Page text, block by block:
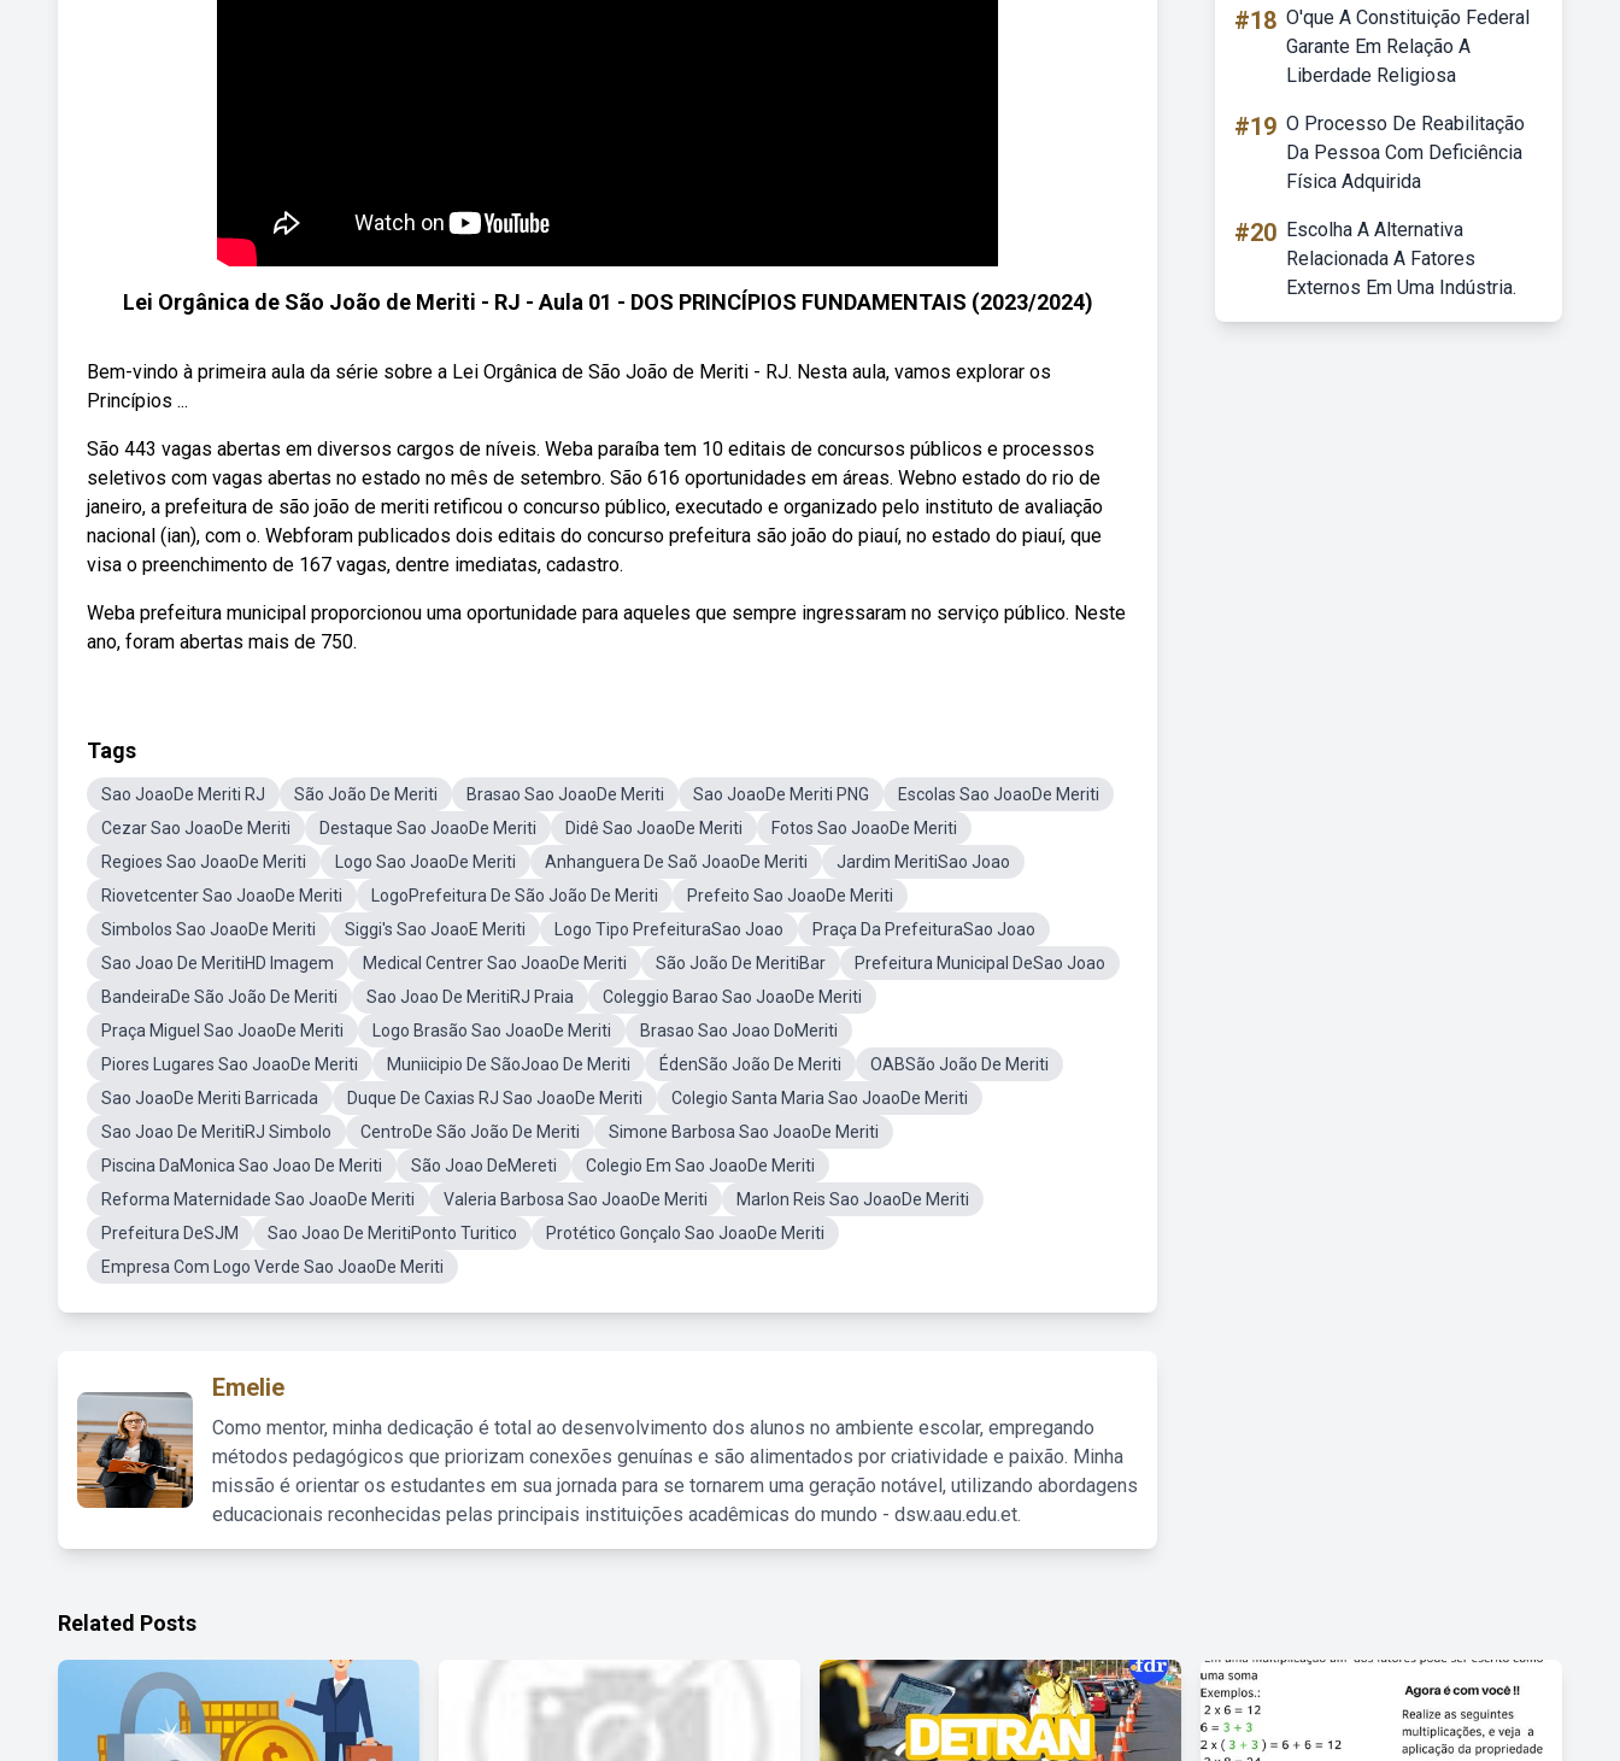
Lei Orgânica de São João de Meriti - RJ - Aula 01 - DOS PRINCÍPIOS FUNDAMENTAIS (2023/2024)
Bem-vindo à primeira aula da série sobre a Lei Orgânica de São João de Meriti - RJ. Nesta aula, vamos explorar os
Princípios ...
São 443 vagas abertas em diversos cargos de níveis. Weba paraíba tem 10 editais de concursos públicos e processos
seletivos com vagas abertas no estado no mês de setembro. São 616 oportunidades em áreas. Webno estado do rio de
janeiro, a prefeitura de são joão de meriti retificou o concurso público, executado e organizado pelo instituto de avaliação
nacional (ian), com o. Webforam publicados dois editais do concurso prefeitura são joão do piauí, no estado do piauí, que
visa o preenchimento de 167 vagas, dentre imediatas, cadastro.
Weba prefeitura municipal proporcionou uma oportunidade para aqueles que sempre ingressaram no serviço público. Neste
ano, foram abertas mais de 750.
Tags
Sao JoaoDe Meriti RJ São João De Meriti Brasao Sao JoaoDe Meriti Sao JoaoDe Meriti PNG
Escolas Sao JoaoDe Meriti
Cezar Sao JoaoDe Meriti
Destaque Sao JoaoDe Meriti Didê Sao JoaoDe Meriti
Fotos Sao JoaoDe Meriti
Regioes Sao JoaoDe Meriti
Logo Sao JoaoDe Meriti Anhanguera De Saõ JoaoDe Meriti
Jardim MeritiSao Joao
Riovetcenter Sao JoaoDe Meriti
LogoPrefeitura De São João De Meriti
Prefeito Sao JoaoDe Meriti
Simbolos Sao JoaoDe Meriti
Siggi's Sao JoaoE Meriti Logo Tipo PrefeituraSao Joao
Praça Da PrefeituraSao Joao
Sao Joao De MeritiHD Imagem
Medical Centrer Sao JoaoDe Meriti São João De MeritiBar
Prefeitura Municipal DeSao Joao
BandeiraDe São João De Meriti
Sao Joao De MeritiRJ Praia
Coleggio Barao Sao JoaoDe Meriti
Praça Miguel Sao JoaoDe Meriti
Logo Brasão Sao JoaoDe Meriti
Brasao Sao Joao DoMeriti
Piores Lugares Sao JoaoDe Meriti
Muniicipio De SãoJoao De Meriti ÉdenSão João De Meriti
OABSão João De Meriti
Sao JoaoDe Meriti Barricada
Duque De Caxias RJ Sao JoaoDe Meriti
Colegio Santa Maria Sao JoaoDe Meriti
Sao Joao De MeritiRJ Simbolo
CentroDe São João De Meriti
Simone Barbosa Sao JoaoDe Meriti
Piscina DaMonica Sao Joao De Meriti
São Joao DeMereti
Colegio Em Sao JoaoDe Meriti
Reforma Maternidade Sao JoaoDe Meriti
Valeria Barbosa Sao JoaoDe Meriti
Marlon Reis Sao JoaoDe Meriti
Prefeitura DeSJM
Sao Joao De MeritiPonto Turitico
Protético Gonçalo Sao JoaoDe Meriti
Empresa Com Logo Verde Sao JoaoDe Meriti
Emelie
Como mentor, minha dedicação é total ao desenvolvimento dos alunos no ambiente escolar, empregando
métodos pedagógicos que priorizam conexões genuínas e são alimentados por criatividade e paixão. Minha
missão é orientar os estudantes em sua jornada para se tornarem uma geração notável, utilizando abordagens
educacionais reconhecidas pelas principais instituições acadêmicas do mundo - dsw.aau.edu.et.
#18 O'que A Constituição Federal
Garante Em Relação A
Liberdade Religiosa
#19 O Processo De Reabilitação
Da Pessoa Com Deficiência
Física Adquirida
#20 Escolha A Alternativa
Relacionada A Fatores
Externos Em Uma Indústria.
Related Posts